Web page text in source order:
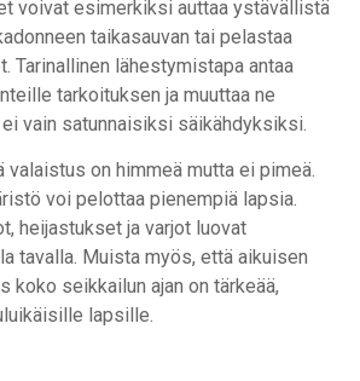
voivat esimerkiksi auttaa ystävällistä
taikasauvan tai pelastaa
Tarinallinen lähestymistapa antaa
tarkoituksen ja muuttaa ne
vain satunnaisiksi säikähdyksiksi.
valaistus on himmeä mutta ei pimeä.
voi pelottaa pienempiä lapsia.
heijastukset ja varjot luovat
tavalla. Muista myös, että aikuisen
koko seikkailun ajan on tärkeää,
lapsille.